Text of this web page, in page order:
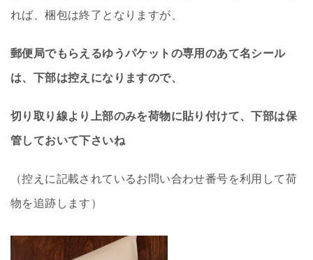
れば、梱包は終了となりますが、
郵便局でもらえるゆうパケットの専用のあて名シール
は、下部は控えになりますので、
切り取り線より上部のみを荷物に貼り付けて、下部は保
管しておいて下さいね
（控えに記載されているお問い合わせ番号を利用して荷
物を追跡します）